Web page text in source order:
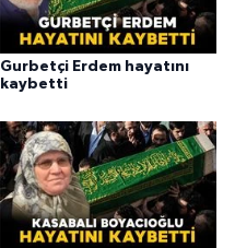
Gurbetçi Erdem hayatını
kaybetti